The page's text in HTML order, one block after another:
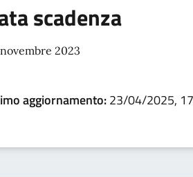
scadenza
2023
aggiornamento:23/04/2025,